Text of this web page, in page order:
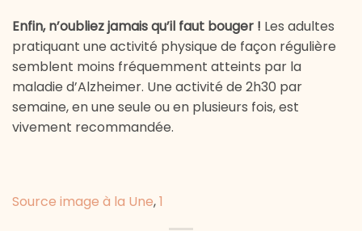
Enfin, n’oubliez jamais qu’il faut bouger ! Les adultes
pratiquant une activité physique de façon régulière
semblent moins fréquemment atteints par la
maladie d’Alzheimer. Une activité de 2h30 par
semaine, en une seule ou en plusieurs fois, est
vivement recommandée.
Source image à la Une,1